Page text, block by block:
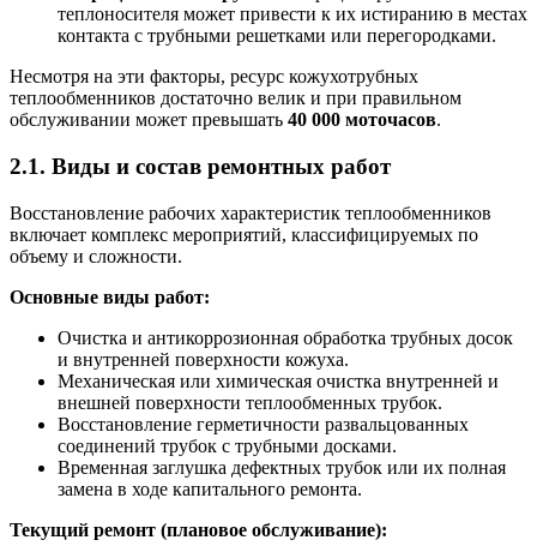
теплоносителя может привести к их истиранию в местах
контакта с трубными решетками или перегородками.
Несмотря на эти факторы, ресурс кожухотрубных
теплообменников достаточно велик и при правильном
обслуживании может превышать 40 000 моточасов.
2.1. Виды и состав ремонтных работ
Восстановление рабочих характеристик теплообменников
включает комплекс мероприятий, классифицируемых по
объему и сложности.
Основные виды работ:
Очистка и антикоррозионная обработка трубных досок
и внутренней поверхности кожуха.
Механическая или химическая очистка внутренней и
внешней поверхности теплообменных трубок.
Восстановление герметичности развальцованных
соединений трубок с трубными досками.
Временная заглушка дефектных трубок или их полная
замена в ходе капитального ремонта.
Текущий ремонт (плановое обслуживание):